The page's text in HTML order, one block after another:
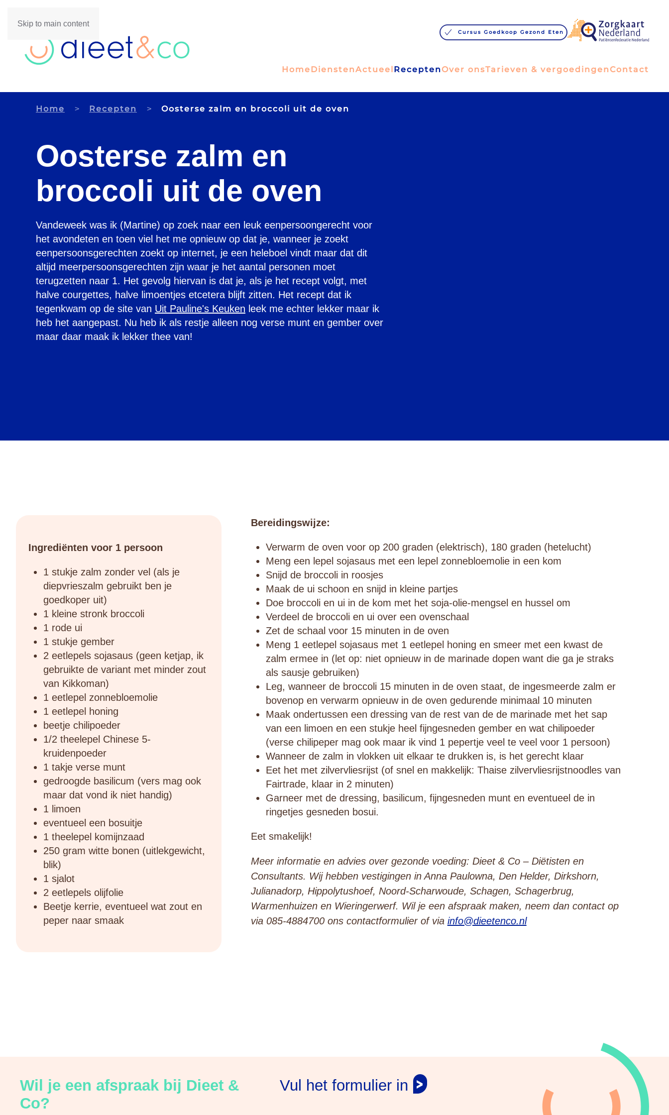
Skip to main content
HomeDienstenActueelReceptenOver onsTarieven & vergoedingenContact
Cursus Goedkoop Gezond Eten
Home Recepten Oosterse zalm en broccoli uit de oven
Oosterse zalm en
broccoli uit de oven
Vandeweek was ik (Martine) op zoek naar een leuk eenpersoongerecht voor
het avondeten en toen viel het me opnieuw op dat je, wanneer je zoekt
eenpersoonsgerechten zoekt op internet, je een heleboel vindt maar dat dit
altijd meerpersoonsgerechten zijn waar je het aantal personen moet
terugzetten naar 1. Het gevolg hiervan is dat je, als je het recept volgt, met
halve courgettes, halve limoentjes etcetera blijft zitten. Het recept dat ik
tegenkwam op de site van Uit Pauline's Keuken leek me echter lekker maar ik
heb het aangepast. Nu heb ik als restje alleen nog verse munt en gember over
maar daar maak ik lekker thee van!
Ingrediënten voor 1 persoon
1 stukje zalm zonder vel (als je
diepvrieszalm gebruikt ben je
goedkoper uit)
1 kleine stronk broccoli
1 rode ui
1 stukje gember
2 eetlepels sojasaus (geen ketjap, ik
gebruikte de variant met minder zout
van Kikkoman)
1 eetlepel zonnebloemolie
1 eetlepel honing
beetje chilipoeder
1/2 theelepel Chinese 5-
kruidenpoeder
1 takje verse munt
gedroogde basilicum (vers mag ook
maar dat vond ik niet handig)
1 limoen
eventueel een bosuitje
1 theelepel komijnzaad
250 gram witte bonen (uitlekgewicht,
blik)
1 sjalot
2 eetlepels olijfolie
Beetje kerrie, eventueel wat zout en
peper naar smaak
Bereidingswijze:
Verwarm de oven voor op 200 graden (elektrisch), 180 graden (hetelucht)
Meng een lepel sojasaus met een lepel zonnebloemolie in een kom
Snijd de broccoli in roosjes
Maak de ui schoon en snijd in kleine partjes
Doe broccoli en ui in de kom met het soja-olie-mengsel en hussel om
Verdeel de broccoli en ui over een ovenschaal
Zet de schaal voor 15 minuten in de oven
Meng 1 eetlepel sojasaus met 1 eetlepel honing en smeer met een kwast de
zalm ermee in (let op: niet opnieuw in de marinade dopen want die ga je straks
als sausje gebruiken)
Leg, wanneer de broccoli 15 minuten in de oven staat, de ingesmeerde zalm er
bovenop en verwarm opnieuw in de oven gedurende minimaal 10 minuten
Maak ondertussen een dressing van de rest van de de marinade met het sap
van een limoen en een stukje heel fijngesneden gember en wat chilipoeder
(verse chilipeper mag ook maar ik vind 1 pepertje veel te veel voor 1 persoon)
Wanneer de zalm in vlokken uit elkaar te drukken is, is het gerecht klaar
Eet het met zilvervliesrijst (of snel en makkelijk: Thaise zilvervliesrijstnoodles van
Fairtrade, klaar in 2 minuten)
Garneer met de dressing, basilicum, fijngesneden munt en eventueel de in
ringetjes gesneden bosui.
Eet smakelijk!
Meer informatie en advies over gezonde voeding: Dieet & Co – Diëtisten en
Consultants. Wij hebben vestigingen in Anna Paulowna, Den Helder, Dirkshorn,
Julianadorp, Hippolytushoef, Noord-Scharwoude, Schagen, Schagerbrug,
Warmenhuizen en Wieringerwerf. Wil je een afspraak maken, neem dan contact op
via 085-4884700 ons contactformulier of via info@dieetenco.nl
Wil je een afspraak bij Dieet &
Co?
Vul het formulier in